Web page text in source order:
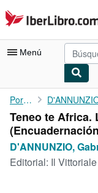
Pasar al contenido
IberLibro.com
Menú
Mi cuenta
Consultar mis pedidos
Búsqueda avanzada
Colecciones
Portada
Teneo te Africa.
D'ANNUNZIO,
Editorial: Il